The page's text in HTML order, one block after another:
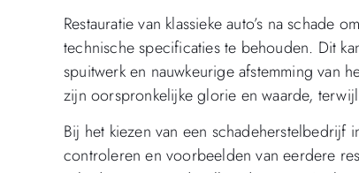
Restauratie van klassieke auto’s na schade
technische specificaties te behouden. Dit
spuitwerk en nauwkeurige afstemming van
zijn oorspronkelijke glorie en waarde,
Bij het kiezen van een schadeherstelbedrijf
controleren en voorbeelden van eerdere